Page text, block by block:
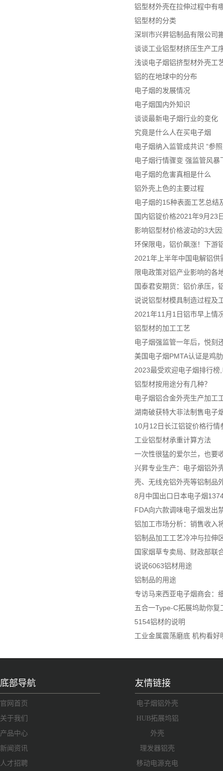
铝型材外壳在拉伸过程中有
铝型材的分类
深圳市兴昇铝制品有限公司
谈谈工业铝型材挤压生产工
浅谈电子烟铝挤型材外壳工
铝的在地球中的分布
电子烟的发展情况
电子烟国内外知识
谈谈最新电子烟行业的变化
究竟是什么人在买电子烟
电子烟纳入监管成共识 “参
电子烟行情骤变 强监管风
电子烟的危害真相是什么
铝外壳上色的主要过程
电子烟的15种表面工艺总结
国内铝锭价格2021年9月23
影响铝型材价格波动的3大
环保限电，铝价飙涨！下游
2021年上半年中国电解铝供
限电政策对铝产业影响的各
国泰君安期货：铝价承压，
说说铝型材模具制造过程及
2021年11月1日铝市早上情
铝型材的加工工艺
电子烟强监管一年后，悦刻
美国电子烟PMTA认证是鸡
2023最受欢迎电子烟排行榜
铝型材按用途分有几种？
电子烟铝合金外壳生产加工
湖南破获特大非法制售电子
10月12日长江铝锭价格行情
工业铝型材承重计算方法
一次性很猛的爱尔兰，也要
兴昇专业生产：电子烟铝外
壳、无线充铝外壳等铝制品
8月中国出口日本电子烟
FDA向六款调味电子烟发出
铝加工市场分析：销售收入
铝制品加工工艺冷冲与拉伸
国家烟草专卖局、财政部联
说说6063铝材用途
铝制品的用途
专访马来西亚电子烟商会：
五合一Type-C拓展坞助你
5154铝材的说明
工业金属震荡磨底 机构看
底部导航
官网首页
关于我们
产品中心
新闻资讯
人才招聘
友情链接
电子烟铝外壳
HUB拓展坞铝
外壳
理发器铝壳
移动电源充电